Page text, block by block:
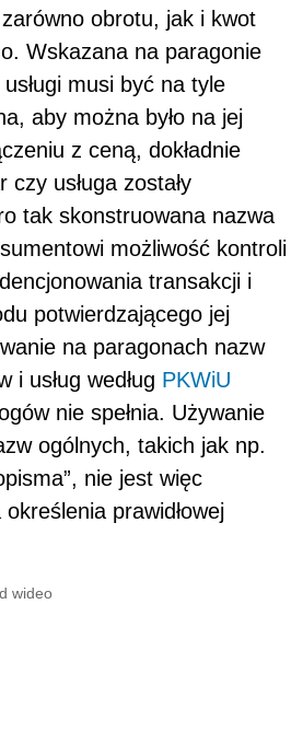
zarówno obrotu, jak i kwot
Wskazana na paragonie
musi być na tyle
aby można było na jej
z ceną, dokładnie
usługa zostały
tak skonstruowana nazwa
możliwość kontroli
transakcji i
potwierdzającego jej
na paragonach nazw
i usług według PKWiU
nie spełnia. Używanie
ogólnych, takich jak np.
nie jest więc
prawidłowej
wideo